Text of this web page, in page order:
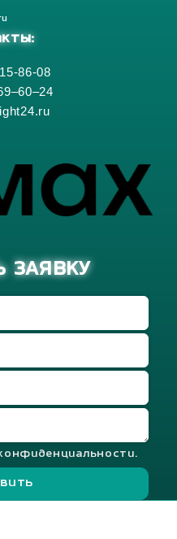
86-08
ЗАЯВКУ